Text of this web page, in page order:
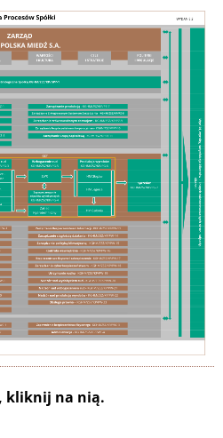
kliknij na nią.